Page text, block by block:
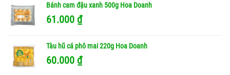
Bánh cam đậu xanh 500g Hoa Doanh
61.000 ₫
Tàu hũ cá phô mai 220g Hoa Doanh
60.000 ₫